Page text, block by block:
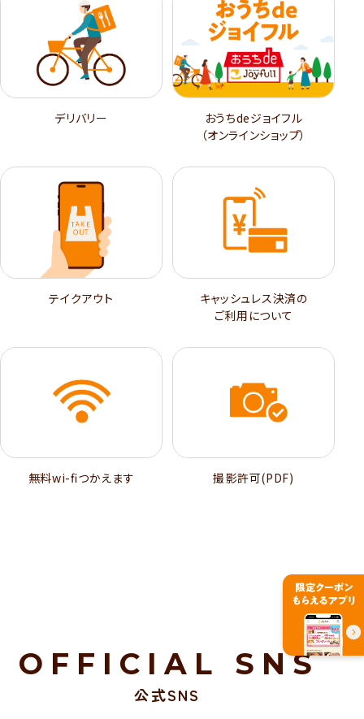
デリバリー
おうちdeジョイフル
（オンラインショップ）
テイクアウト
キャッシュレス決済の
ご利用について
無料wi-ﬁつかえます 撮影許可(PDF)
OFFICIAL SNS
公式SNS